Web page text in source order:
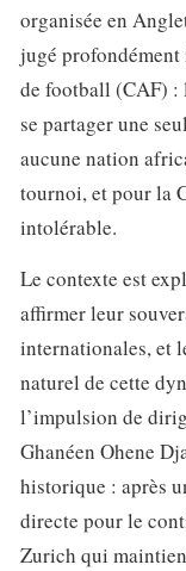
organisée en
jugé
de football (CAF) :
se partager une
aucune nation
tournoi, et pour la
intolérable.
Le contexte est
affirmer leur
internationales, et
naturel de cette
l’impulsion de
Ghanéen Ohene
historique : après
directe pour le
Zurich qui